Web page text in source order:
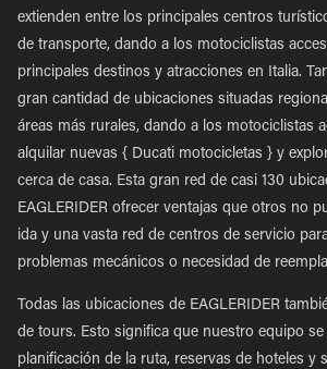
extienden entre los principales centros
de transporte, dando a los motociclistas
principales destinos y atracciones en Italia.
gran cantidad de ubicaciones situadas
áreas más rurales, dando a los motociclistas
alquilar nuevas { Ducati motocicletas } y
cerca de casa. Esta gran red de casi 130
EAGLERIDER ofrecer ventajas que otros no
ida y una vasta red de centros de servicio
problemas mecánicos o necesidad de
Todas las ubicaciones de EAGLERIDER
de tours. Esto significa que nuestro equipo se
planificación de la ruta, reservas de hoteles y